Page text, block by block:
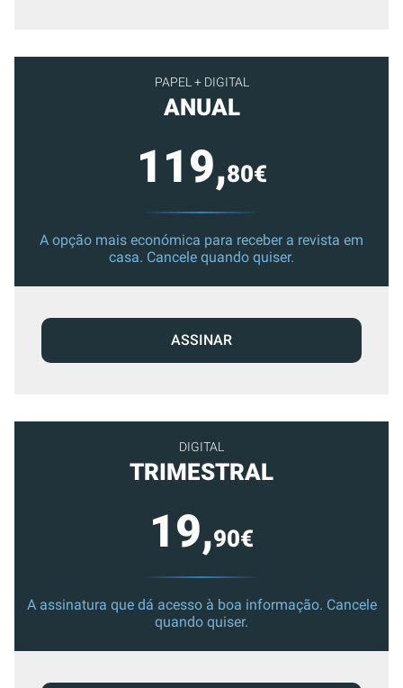
PAPEL + DIGITAL
ANUAL
119,80€
A opção mais económica para receber a revista em
casa. Cancele quando quiser.
ASSINAR
DIGITAL
TRIMESTRAL
19,90€
A assinatura que dá acesso à boa informação. Cancele
quando quiser.